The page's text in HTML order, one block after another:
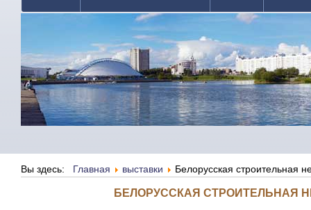
Вы здесь: Главная выставки Белорусская строительная
БЕЛОРУССКАЯ СТРОИТЕЛЬНАЯ